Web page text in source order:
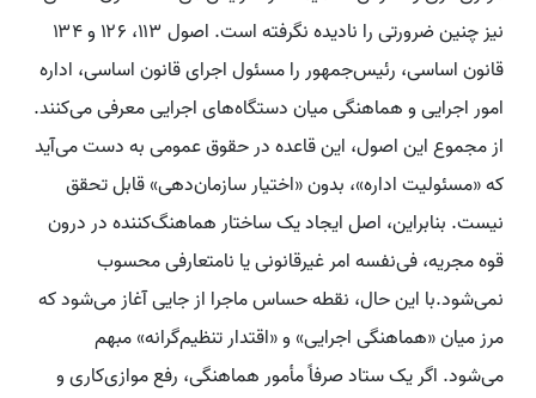
نیز چنین ضرورتی را نادیده نگرفته است. اصول ۱۱۳، ۱۲۶ و ۱۳۴
قانون اساسی، رئیس‌جمهور را مسئول اجرای قانون اساسی، اداره
امور اجرایی و هماهنگی میان دستگاه‌های اجرایی معرفی می‌کنند.
از مجموع این اصول، این قاعده در حقوق عمومی به دست می‌آید
که «مسئولیت اداره»، بدون «اختیار سازمان‌دهی» قابل تحقق
نیست. بنابراین، اصل ایجاد یک ساختار هماهنگ‌کننده در درون
قوه مجریه، فی‌نفسه امر غیرقانونی یا نامتعارفی محسوب
نمی‌شود.با این حال، نقطه حساس ماجرا از جایی آغاز می‌شود که
مرز میان «هماهنگی اجرایی» و «اقتدار تنظیم‌گرانه» مبهم
می‌شود. اگر یک ستاد صرفاً مأمور هماهنگی، رفع موازی‌کاری و